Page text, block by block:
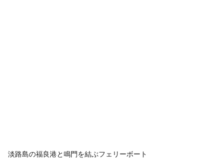
淡路島の福良港と鳴門を結ぶフェリーボート